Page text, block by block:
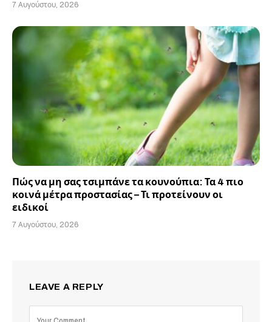
7 Αυγούστου, 2026
Πώς να μη σας τσιμπάνε τα κουνούπια: Τα 4 πιο
κοινά μέτρα προστασίας – Τι προτείνουν οι
ειδικοί
7 Αυγούστου, 2026
LEAVE A REPLY